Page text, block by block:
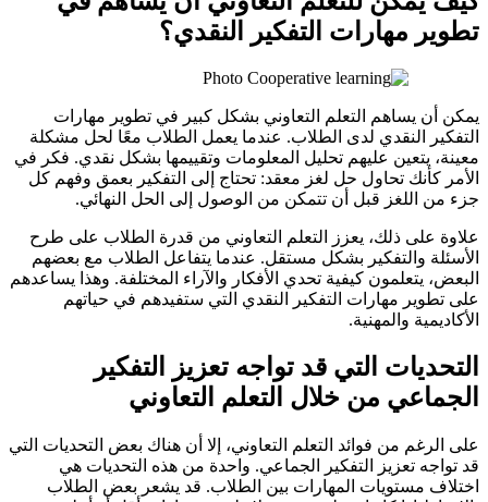
تطوير مهارات التفكير النقدي؟
يمكن أن يساهم التعلم التعاوني بشكل كبير في تطوير مهارات
التفكير النقدي لدى الطلاب. عندما يعمل الطلاب معًا لحل مشكلة
معينة، يتعين عليهم تحليل المعلومات وتقييمها بشكل نقدي. فكر في
الأمر كأنك تحاول حل لغز معقد: تحتاج إلى التفكير بعمق وفهم كل
جزء من اللغز قبل أن تتمكن من الوصول إلى الحل النهائي.
علاوة على ذلك، يعزز التعلم التعاوني من قدرة الطلاب على طرح
الأسئلة والتفكير بشكل مستقل. عندما يتفاعل الطلاب مع بعضهم
البعض، يتعلمون كيفية تحدي الأفكار والآراء المختلفة. وهذا يساعدهم
على تطوير مهارات التفكير النقدي التي ستفيدهم في حياتهم
الأكاديمية والمهنية.
التحديات التي قد تواجه تعزيز التفكير
الجماعي من خلال التعلم التعاوني
على الرغم من فوائد التعلم التعاوني، إلا أن هناك بعض التحديات التي
قد تواجه تعزيز التفكير الجماعي. واحدة من هذه التحديات هي
اختلاف مستويات المهارات بين الطلاب. قد يشعر بعض الطلاب